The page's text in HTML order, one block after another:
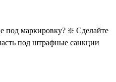
под маркировку? ❇️ Сделайте
под штрафные санкции